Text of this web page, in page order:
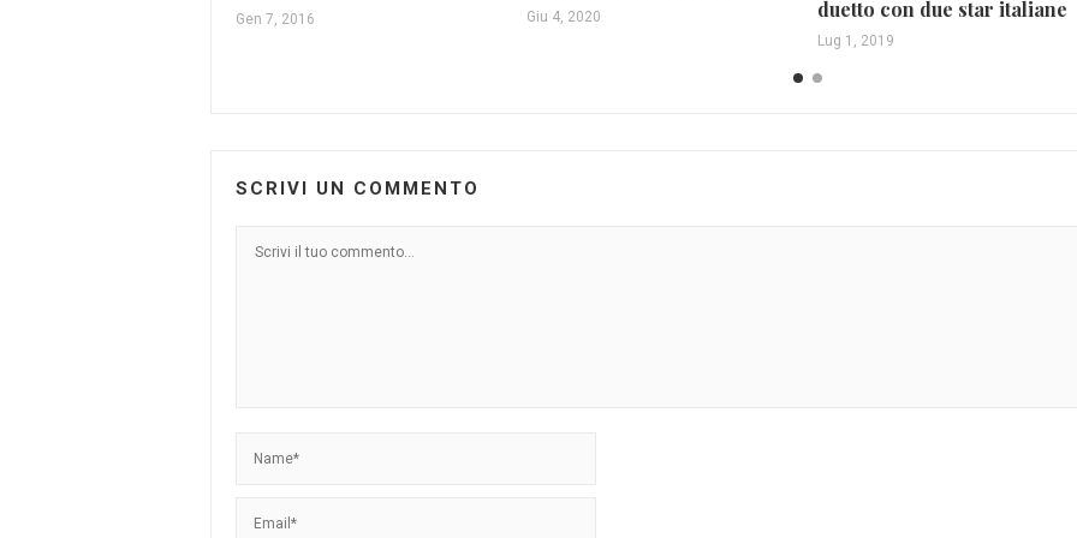
Gen 7, 2016 Giu 4, 2020
duetto con due star italiane
Lug 1, 2019
SCRIVI UN COMMENTO